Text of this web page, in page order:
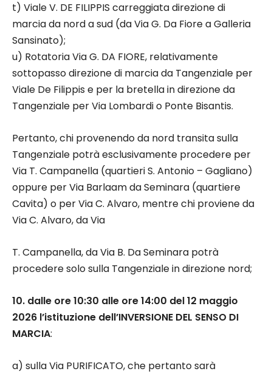
t) Viale V. DE FILIPPIS carreggiata direzione di
marcia da nord a sud (da Via G. Da Fiore a Galleria
Sansinato);
u) Rotatoria Via G. DA FIORE, relativamente
sottopasso direzione di marcia da Tangenziale per
Viale De Filippis e per la bretella in direzione da
Tangenziale per Via Lombardi o Ponte Bisantis.
Pertanto, chi provenendo da nord transita sulla
Tangenziale potrà esclusivamente procedere per
Via T. Campanella (quartieri S. Antonio – Gagliano)
oppure per Via Barlaam da Seminara (quartiere
Cavita) o per Via C. Alvaro, mentre chi proviene da
Via C. Alvaro, da Via
T. Campanella, da Via B. Da Seminara potrà
procedere solo sulla Tangenziale in direzione nord;
10. dalle ore 10:30 alle ore 14:00 del 12 maggio
2026 l’istituzione dell’INVERSIONE DEL SENSO DI
MARCIA:
a) sulla Via PURIFICATO, che pertanto sarà